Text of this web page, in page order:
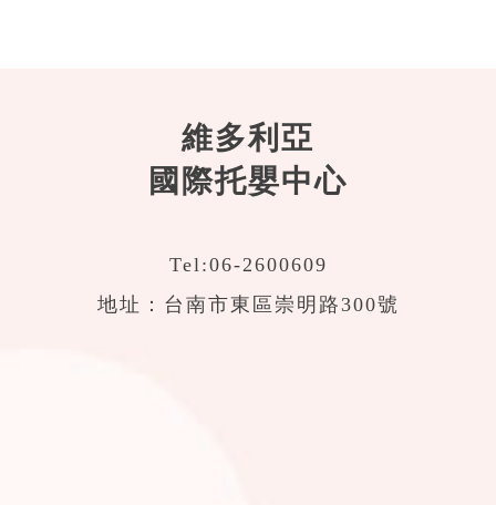
維多利亞
國際托嬰中心
Tel:06-2600609
地址：台南市東區崇明路300號